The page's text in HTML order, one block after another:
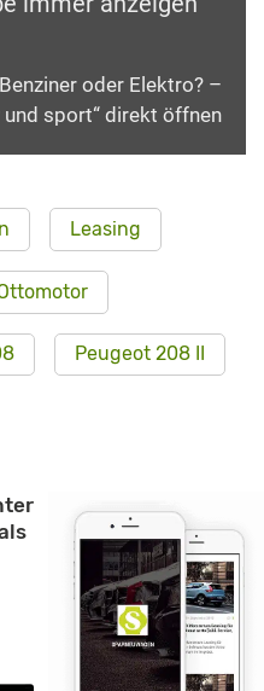
oder Elektro? –
sport“ direkt öffnen
Leasing
Peugeot 208 II